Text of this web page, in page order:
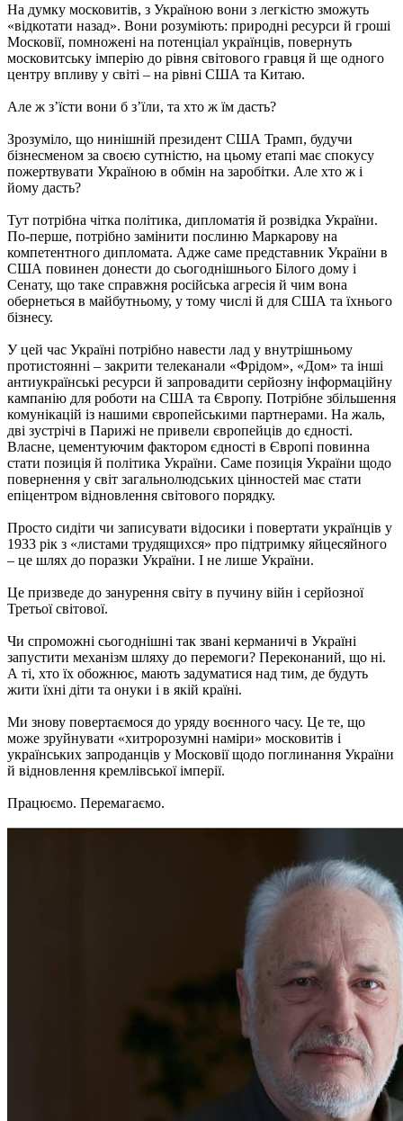
На думку московитів, з Україною вони з легкістю зможуть
«відкотати назад». Вони розуміють: природні ресурси й гроші
Московії, помножені на потенціал українців, повернуть
московитську імперію до рівня світового гравця й ще одного
центру впливу у світі – на рівні США та Китаю.
Але ж з’їсти вони б з’їли, та хто ж їм дасть?
Зрозуміло, що нинішній президент США Трамп, будучи
бізнесменом за своєю сутністю, на цьому етапі має спокусу
пожертвувати Україною в обмін на заробітки. Але хто ж і
йому дасть?
Тут потрібна чітка політика, дипломатія й розвідка України.
По-перше, потрібно замінити послиню Маркарову на
компетентного дипломата. Адже саме представник України в
США повинен донести до сьогоднішнього Білого дому і
Сенату, що таке справжня російська агресія й чим вона
обернеться в майбутньому, у тому числі й для США та їхнього
бізнесу.
У цей час Україні потрібно навести лад у внутрішньому
протистоянні – закрити телеканали «Фрідом», «Дом» та інші
антиукраїнські ресурси й запровадити серйозну інформаційну
кампанію для роботи на США та Європу. Потрібне збільшення
комунікацій із нашими європейськими партнерами. На жаль,
дві зустрічі в Парижі не привели європейців до єдності.
Власне, цементуючим фактором єдності в Європі повинна
стати позиція й політика України. Саме позиція України щодо
повернення у світ загальнолюдських цінностей має стати
епіцентром відновлення світового порядку.
Просто сидіти чи записувати відосики і повертати українців у
1933 рік з «листами трудящихся» про підтримку яйцесяйного
– це шлях до поразки України. І не лише України.
Це призведе до занурення світу в пучину війн і серйозної
Третьої світової.
Чи спроможні сьогоднішні так звані керманичі в Україні
запустити механізм шляху до перемоги? Переконаний, що ні.
А ті, хто їх обожнює, мають задуматися над тим, де будуть
жити їхні діти та онуки і в якій країні.
Ми знову повертаємося до уряду воєнного часу. Це те, що
може зруйнувати «хитророзумні наміри» московитів і
українських запроданців у Московії щодо поглинання України
й відновлення кремлівської імперії.
Працюємо. Перемагаємо.